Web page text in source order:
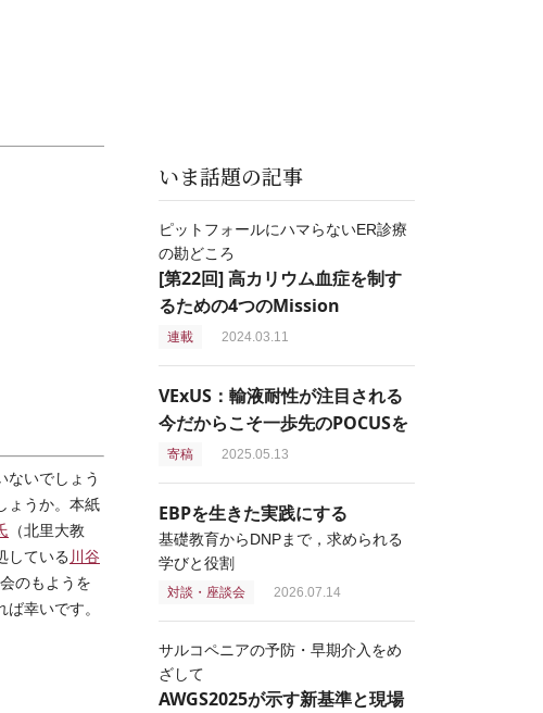
ないでしょう
ょうか。本紙
（北里大教
している 川谷
のもようを
幸いです。
いま話題の記事
ピットフォールにハマらないER診療
の勘どころ
[第22回] 高カリウム血症を制す
るための4つのMission
連載 2024.03.11
VExUS：輸液耐性が注目される
今だからこそ一歩先のPOCUSを
寄稿 2025.05.13
EBPを生きた実践にする
基礎教育からDNPまで，求められる
学びと役割
対談・座談会 2026.07.14
サルコペニアの予防・早期介入をめ
ざして
AWGS2025が示す新基準と現場